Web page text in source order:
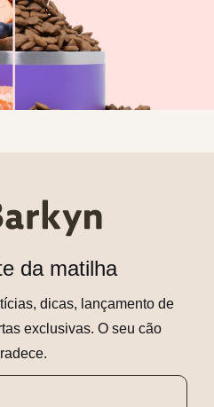
da matilha
dicas, lançamento de
exclusivas. O seu cão